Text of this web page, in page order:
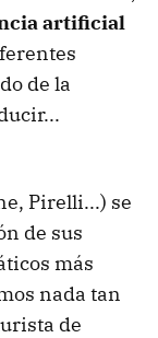
artificial
de la
Pirelli...) se
de sus
más
nada tan
de